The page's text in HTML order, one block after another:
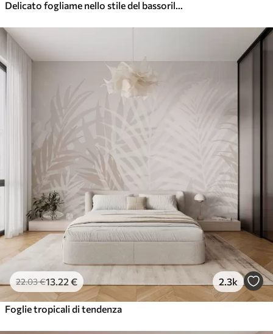
22.03€13 .22 € 2.3k
Foglie tropicali di tendenza